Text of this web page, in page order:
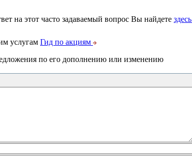
на этот часто задаваемый вопрос Вы найдете здесь
услугам Гид по акциям
по его дополнению или изменению